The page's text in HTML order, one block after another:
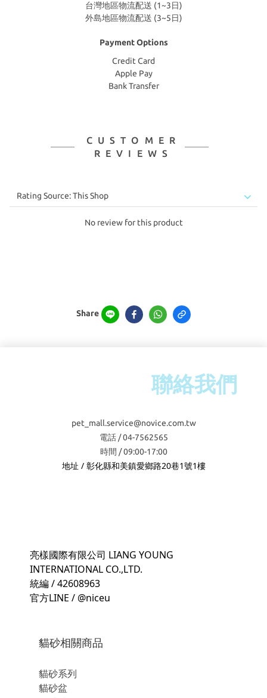
台灣地區物流配送 (1~3日)
外島地區物流配送 (3~5日)
Payment Options
Credit Card
Apple Pay
Bank Transfer
CUSTOMER
REVIEWS
No review for this product
Share
聯絡我們
pet_mall.service@novice.com.tw
電話 / 04-7562565
時間 / 09:00-17:00
地址 / 彰化縣和美鎮愛鄉路20巷1號1樓
亮樣國際有限公司 LIANG YOUNG
INTERNATIONAL CO.,LTD.
統編 / 42608963
官方LINE / @niceu
貓砂相關商品
貓砂系列
貓砂盆